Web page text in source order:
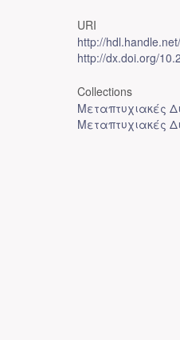
URI
http://
http://dx.doi.org/
Collections
Μεταπτυχιακές
Μεταπτυχιακές